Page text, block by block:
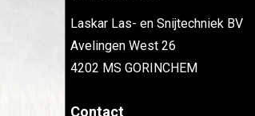
Laskar Las- en Snijtechniek BV
Avelingen West 26
4202 MS GORINCHEM
Contact